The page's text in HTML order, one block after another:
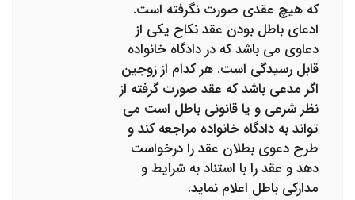
که هیچ عقدی صورت نگرفته است.
ادعای باطل بودن عقد نکاح یکی از
دعاوی می باشد که در دادگاه خانواده
قابل رسیدگی است. هر کدام از زوجین
اگر مدعی باشد که عقد صورت گرفته از
نظر شرعی و یا قانونی باطل است می
تواند به دادگاه خانواده مراجعه کند و
طرح دعوی بطلان عقد را درخواست
دهد و عقد را با استناد به شرایط و
مدارکی باطل اعلام نماید.